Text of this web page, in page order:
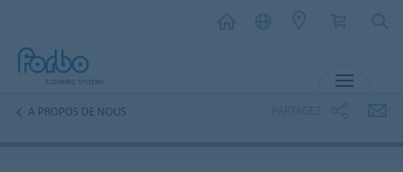
A PROPOS DE NOUS